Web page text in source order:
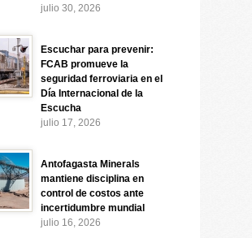
julio 30, 2026
Escuchar para prevenir:
FCAB promueve la
seguridad ferroviaria en el
Día Internacional de la
Escucha
julio 17, 2026
Antofagasta Minerals
mantiene disciplina en
control de costos ante
incertidumbre mundial
julio 16, 2026